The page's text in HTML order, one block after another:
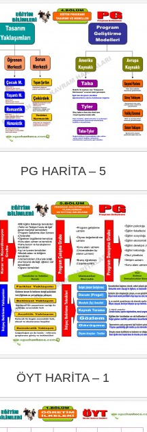
PG HARİTA – 5
ÖYT HARİTA – 1